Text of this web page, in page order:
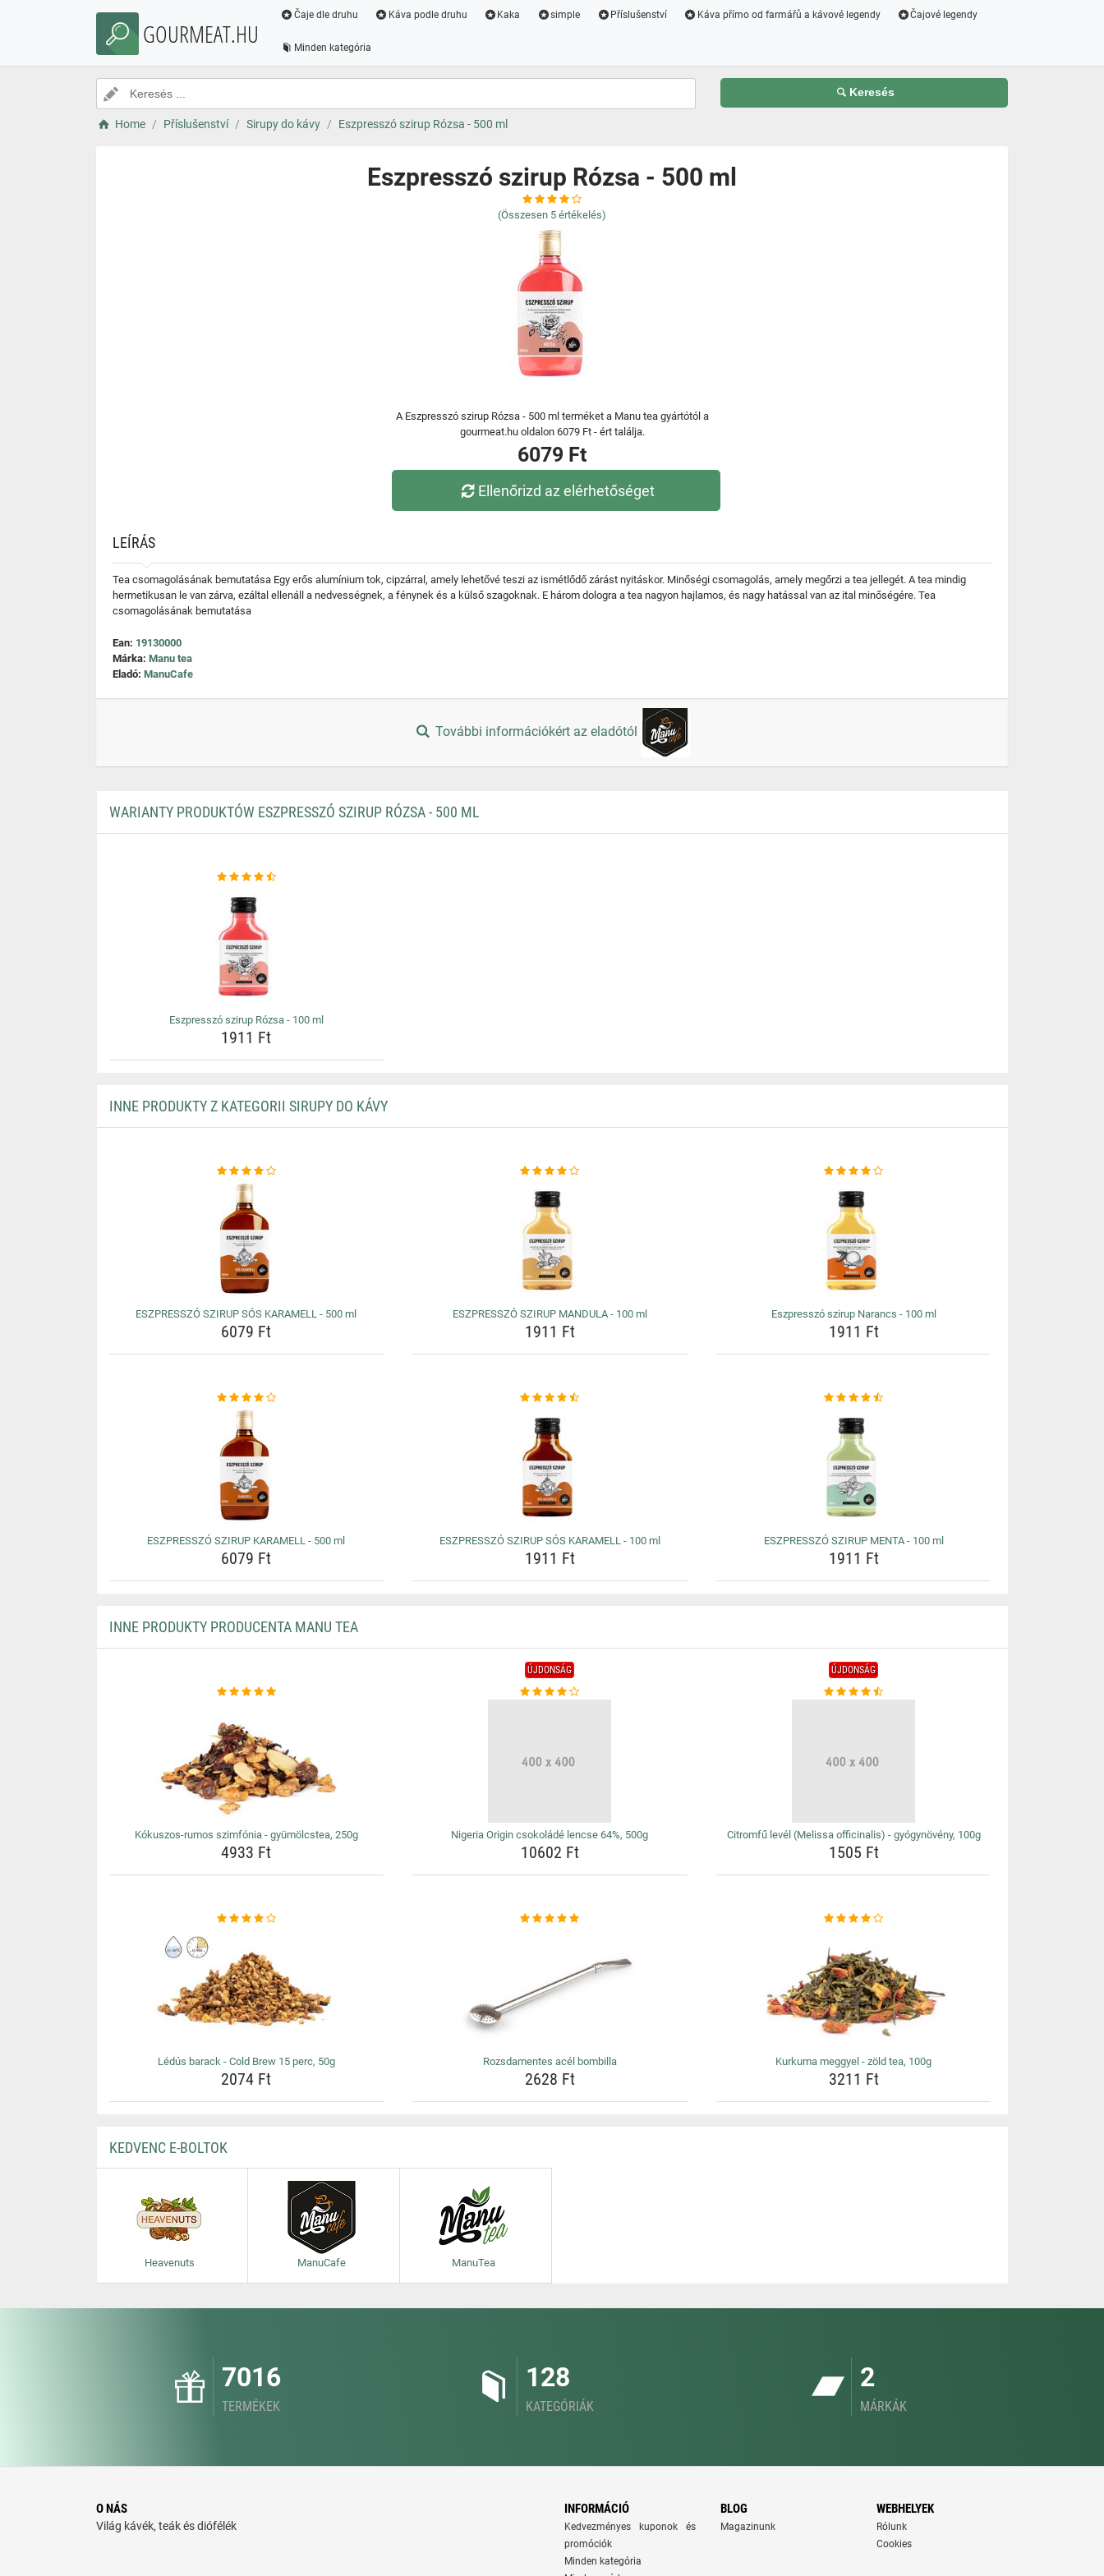
GOURMEAT.HU
Čaje dle druhu Káva podle druhu Kaka simple Příslušenství Káva přímo od farmářů a kávové legendy Čajové legendy
Minden kategória
Keresés
Home Příslušenství Sirupy do kávy Eszpresszó szirup Rózsa - 500 ml
Eszpresszó szirup Rózsa - 500 ml
(Összesen 5 értékelés)
A Eszpresszó szirup Rózsa - 500 ml terméket a Manu tea gyártótól a
gourmeat.hu oldalon 6079 Ft - ért találja.
6079 Ft
Ellenőrizd az elérhetőséget
LEÍRÁS
Tea csomagolásának bemutatása Egy erős alumínium tok, cipzárral, amely lehetővé teszi az ismétlődő zárást nyitáskor. Minőségi csomagolás, amely megőrzi a tea jellegét. A tea mindig
hermetikusan le van zárva, ezáltal ellenáll a nedvességnek, a fénynek és a külső szagoknak. E három dologra a tea nagyon hajlamos, és nagy hatással van az ital minőségére. Tea
csomagolásának bemutatása
Ean: 19130000
Márka: Manu tea
Eladó: ManuCafe
További információkért az eladótól
WARIANTY PRODUKTÓW ESZPRESSZÓ SZIRUP RÓZSA - 500 ML
Eszpresszó szirup Rózsa - 100 ml
1911 Ft
INNE PRODUKTY Z KATEGORII SIRUPY DO KÁVY
ESZPRESSZÓ SZIRUP SÓS KARAMELL - 500 ml
6079 Ft
ESZPRESSZÓ SZIRUP MANDULA - 100 ml
1911 Ft
Eszpresszó szirup Narancs - 100 ml
1911 Ft
ESZPRESSZÓ SZIRUP KARAMELL - 500 ml
6079 Ft
ESZPRESSZÓ SZIRUP SÓS KARAMELL - 100 ml
1911 Ft
ESZPRESSZÓ SZIRUP MENTA - 100 ml
1911 Ft
INNE PRODUKTY PRODUCENTA MANU TEA
Kókuszos-rumos szimfónia - gyümölcstea, 250g
4933 Ft
ÚJDONSÁG
Nigeria Origin csokoládé lencse 64%, 500g
10602 Ft
ÚJDONSÁG
Citromfű levél (Melissa officinalis) - gyógynövény, 100g
1505 Ft
Lédús barack - Cold Brew 15 perc, 50g
2074 Ft
Rozsdamentes acél bombilla
2628 Ft
Kurkuma meggyel - zöld tea, 100g
3211 Ft
KEDVENC E-BOLTOK
Heavenuts ManuCafe ManuTea
7016
TERMÉKEK
128
KATEGÓRIÁK
2
MÁRKÁK
O NÁS
Világ kávék, teák és diófélék
INFORMÁCIÓ
Kedvezményes kuponok és
promóciók
Minden kategória
BLOG
Magazinunk
WEBHELYEK
Rólunk
Cookies